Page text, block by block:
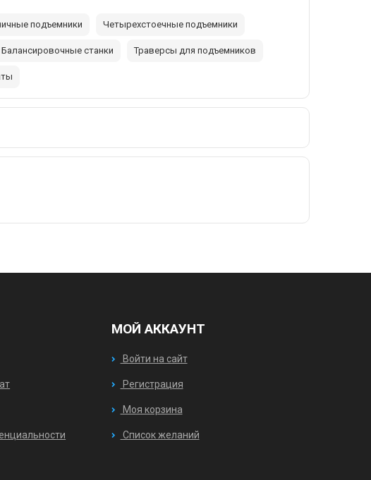
подъемники Четырехстоечные подъемники
Балансировочные станки Траверсы для подъемников
МОЙ АККАУНТ
Войти на сайт
Регистрация
Моя корзина
Список желаний